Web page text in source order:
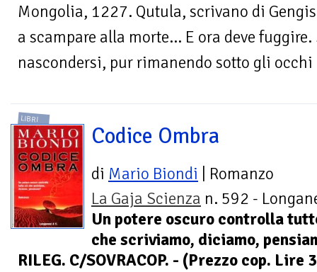
Mongolia, 1227. Qutula, scrivano di
a scampare alla morte... E ora deve
nascondersi, pur rimanendo sotto gli
LIBRI
Codice Ombra
di Mario Biondi | Romanzo
La Gaja Scienza n. 592 -
Un potere oscuro controlla
che scriviamo, diciamo,
RILEG. C/SOVRACOP. - (Prezzo cop. Lire